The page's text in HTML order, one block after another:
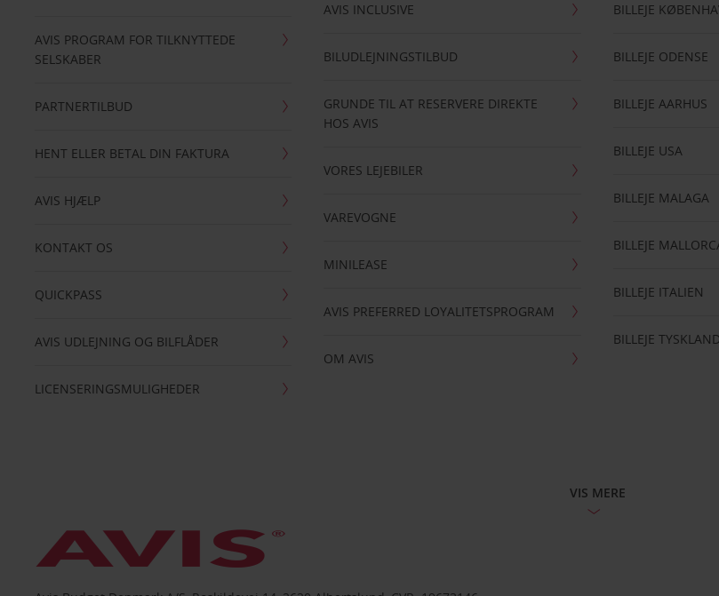
AVIS PROGRAM FOR TILKNYTTEDE
SELSKABER
PARTNERTILBUD
HENT ELLER BETAL DIN FAKTURA
AVIS HJÆLP
KONTAKT OS
QUICKPASS
AVIS UDLEJNING OG BILFLÅDER
LICENSERINGSMULIGHEDER
AVIS INCLUSIVE
BILUDLEJNINGSTILBUD
GRUNDE TIL AT RESERVERE DIREKTE
HOS AVIS
VORES LEJEBILER
VAREVOGNE
MINILEASE
AVIS PREFERRED LOYALITETSPROGRAM
OM AVIS
BILLEJE
BILLEJE ODENSE
BILLEJE AARHUS
BILLEJE USA
BILLEJE MALAGA
BILLEJE
BILLEJE ITALIEN
BILLEJE TYSKLAND
VIS MERE